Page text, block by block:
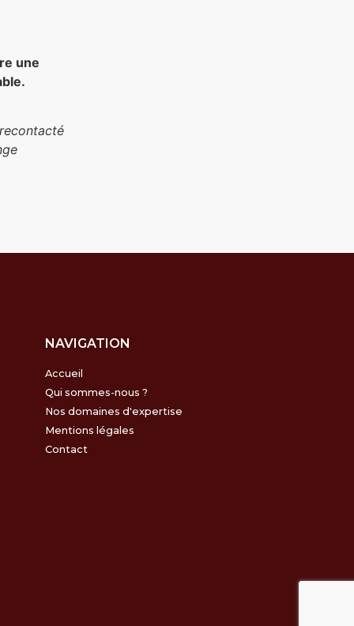
une
NAVIGATION
Accueil
Qui sommes-nous ?
Nos domaines d'expertise
Mentions légales
Contact